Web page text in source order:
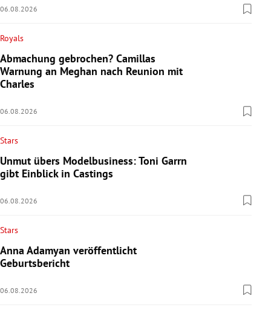
06.08.2026
Royals
Abmachung gebrochen? Camillas
Warnung an Meghan nach Reunion mit
Charles
06.08.2026
Stars
Unmut übers Modelbusiness: Toni Garrn
gibt Einblick in Castings
06.08.2026
Stars
Anna Adamyan veröffentlicht
Geburtsbericht
06.08.2026